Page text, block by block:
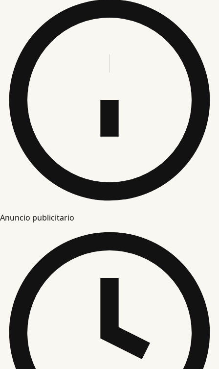
Anuncio publicitario